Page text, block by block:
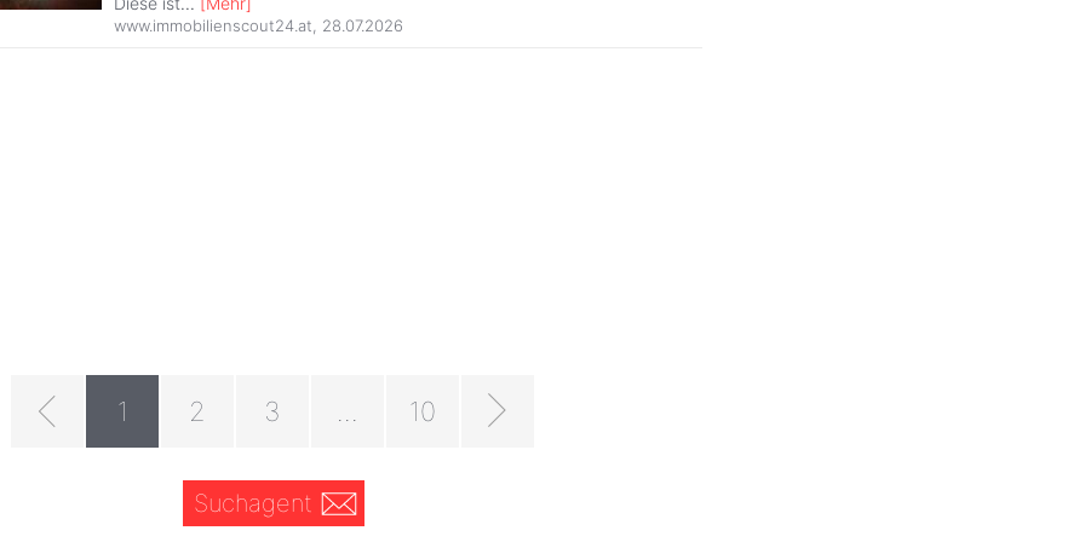
www.immobilienscout24.at, 28.07.2026
1 2 3 ... 10
Suchagent